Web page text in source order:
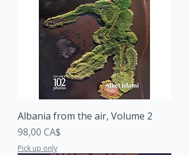
Albania from the air, Volume 2
Price
98,00 CA$
Pick up only